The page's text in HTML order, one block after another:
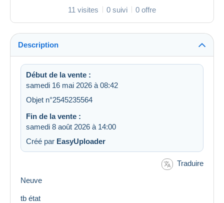
11 visites 0 suivi 0 offre
Description
Début de la vente :
samedi 16 mai 2026 à 08:42
Objet n°2545235564
Fin de la vente :
samedi 8 août 2026 à 14:00
Créé par EasyUploader
Traduire
Neuve
tb état